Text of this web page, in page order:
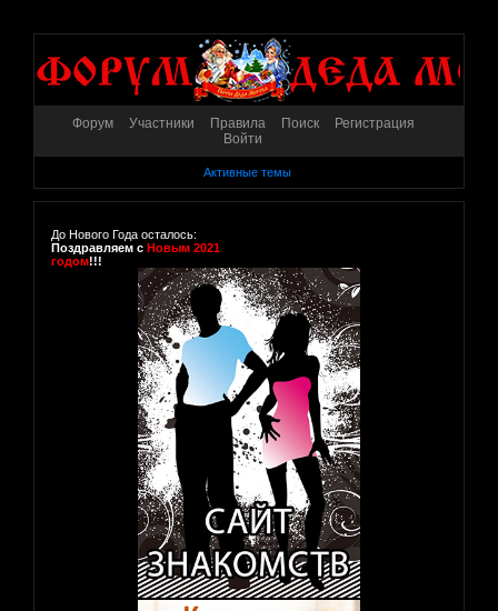
Форум Участники Правила Поиск
Регистрация
Войти
Активные темы
До Нового Года осталось:
Поздравляем с Новым 2021
годом!!!